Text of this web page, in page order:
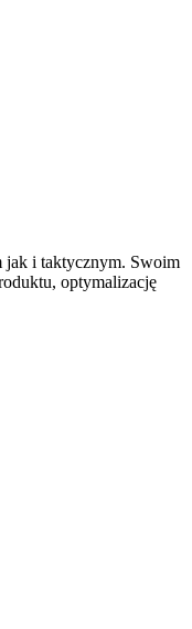
jak i taktycznym. Swoim
optymalizację